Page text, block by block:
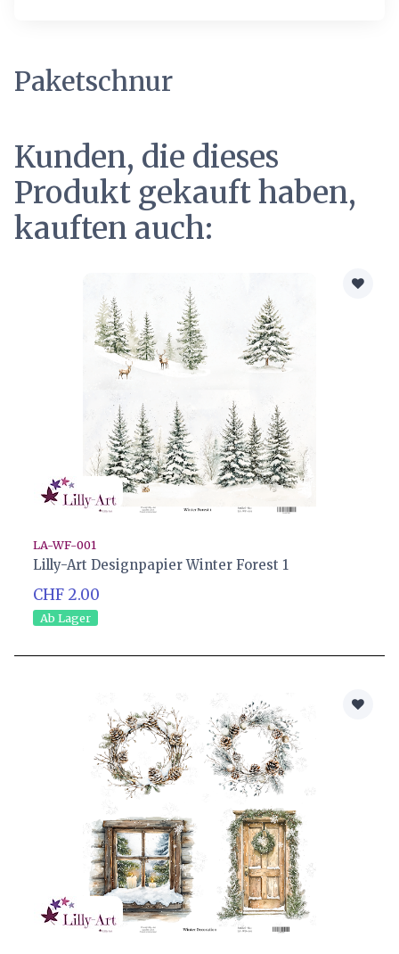
Paketschnur
Kunden, die dieses
Produkt gekauft haben,
kauften auch:
LA-WF-001
Lilly-Art Designpapier Winter Forest 1
CHF 2.00
Ab Lager